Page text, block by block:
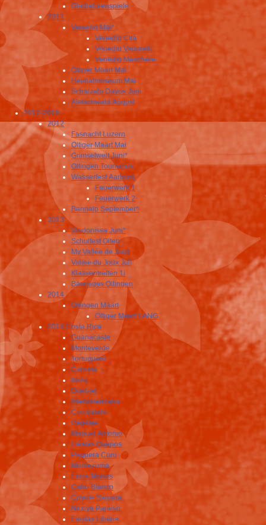
Gladiatorenspiele
2011
Venedig Mai*
Venedig Cità
Venedig Vaporetti
Venedig Maschere
Oltiger Määrt Mai
Heimatmuseum Mai
Schatzalp Davos Juni
Aletschwald August
2012-2016
2012
Fasnacht Luzern
Oltiger Määrt Mai
Grimselwelt Juni*
Oltingen Tourismus
Wasserfest Aarburg
Feuerwerk 1
Feuerwerk 2
Bannalp September*
2013
Vindonissa Juni*
Schulfest Olten
My Vallée de Joux
Valleé du Joux Juli
Klassentreffen 1i
Bäumiges Oltingen
2014
Oltingen Määrt
Oltiger Määrt LANG
2014 Costa Rica
Guanacaste
Monteverde
Tortuguero
Cahuita
Irazu
Quetzal
Interamericana
Corcovado
Reptiles
Manuel Antonio
Fiestas Quepos
Paquera Curu
Montezuma
Finca Monos
Cabo Blanco
Coyote Samara
Nicoya Paraiso
Fiestas Liberia